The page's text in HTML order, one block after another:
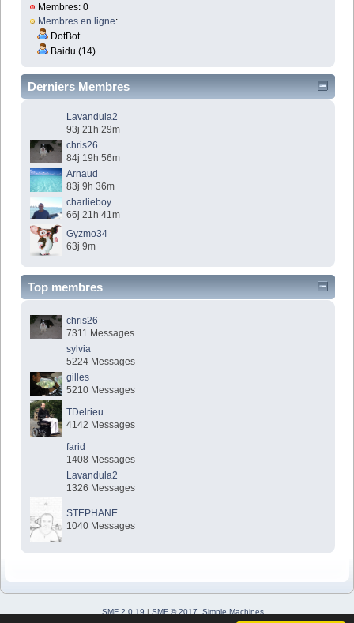
Membres: 0
Membres en ligne:
DotBot
Baidu (14)
Derniers Membres
Lavandula2
93j 21h 29m
chris26
84j 19h 56m
Arnaud
83j 9h 36m
charlieboy
66j 21h 41m
Gyzmo34
63j 9m
Top membres
chris26
7311 Messages
sylvia
5224 Messages
gilles
5210 Messages
TDelrieu
4142 Messages
farid
1408 Messages
Lavandula2
1326 Messages
STEPHANE
1040 Messages
SMF 2.0.19 | SMF © 2017
Simple Machines